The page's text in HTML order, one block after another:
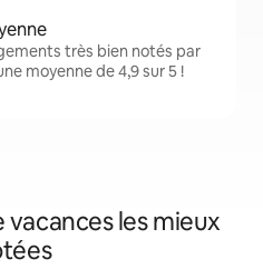
très bien notés par
moyenne de 4,9 sur 5 !
vacances les mieux